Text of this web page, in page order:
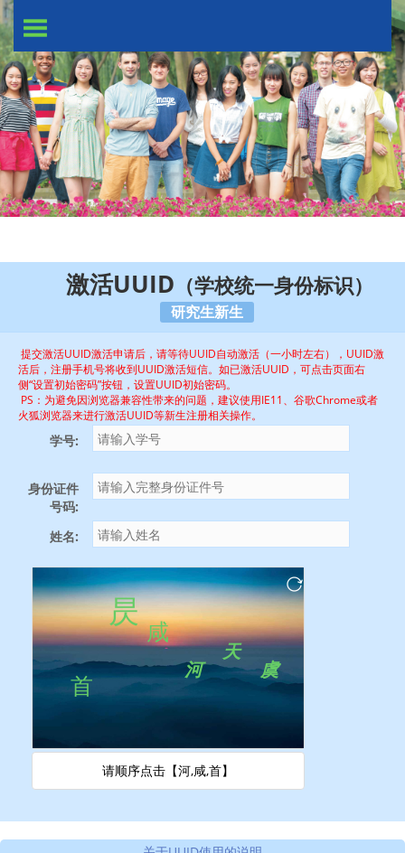
激活UUID （学校统一身份标识）
研究生新生
提交激活UUID激活申请后，请等待UUID自动激活（一小时左右），UUID激
活后，注册手机号将收到UUID激活短信。如已激活UUID，可点击页面右
侧“设置初始密码”按钮，设置UUID初始密码。
PS：为避免因浏览器兼容性带来的问题，建议使用IE11、谷歌Chrome或者
火狐浏览器来进行激活UUID等新生注册相关操作。
学号:
身份证件
号码:
姓名:
请顺序点击【河,咸,首】